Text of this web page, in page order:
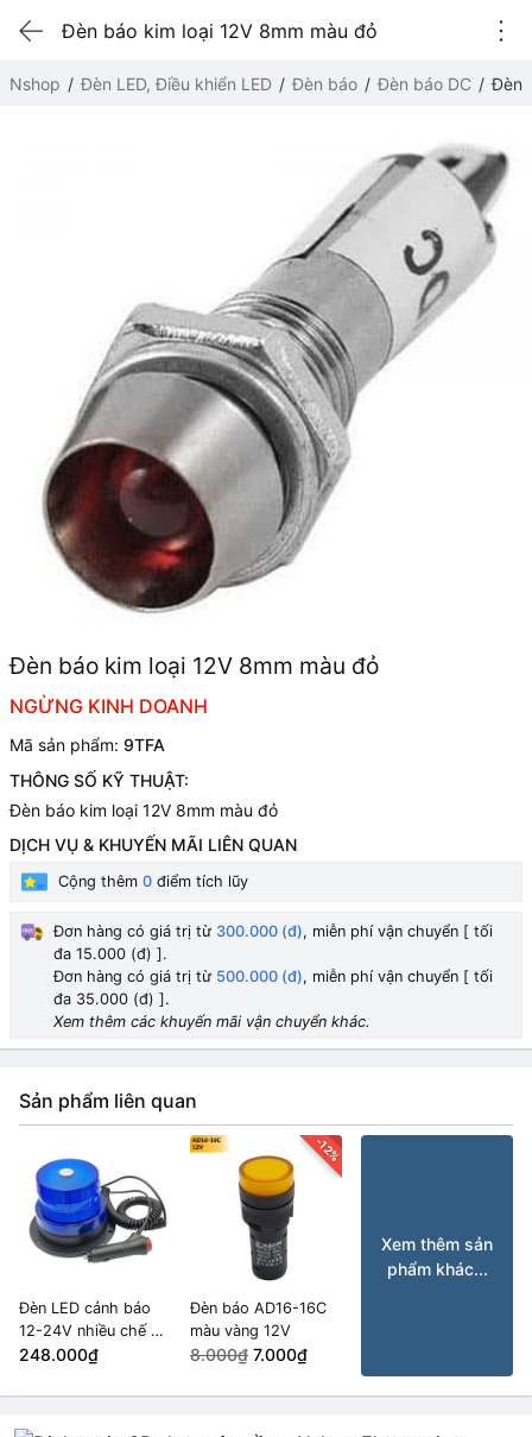
Đèn báo kim loại 12V 8mm màu đỏ
Nshop Đèn LED, Điều khiển LED Đèn báo Đèn báo DC Đèn
Đèn báo kim loại 12V 8mm màu đỏ
NGỪNG KINH DOANH
Mã sản phẩm: 9TFA
THÔNG SỐ KỸ THUẬT:
Đèn báo kim loại 12V 8mm màu đỏ
DỊCH VỤ & KHUYẾN MÃI LIÊN QUAN
Cộng thêm 0 điểm tích lũy
Đơn hàng có giá trị từ 300.000 (đ), miễn phí vận chuyển [ tối
đa 15.000 (đ) ].
Đơn hàng có giá trị từ 500.000 (đ), miễn phí vận chuyển [ tối
đa 35.000 (đ) ].
Xem thêm các khuyến mãi vận chuyển khác.
Sản phẩm liên quan
Đèn LED cảnh báo
12-24V nhiều chế độ
màu Xanh Lam
248.000₫
-12%
Đèn báo AD16-16C
màu vàng 12V
8.000₫ 7.000₫
Xem thêm sản
phẩm khác...